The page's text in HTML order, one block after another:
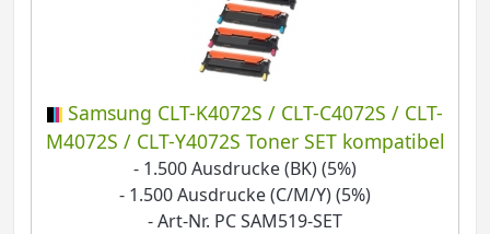
Samsung CLT-K4072S / CLT-C4072S / CLT-
M4072S / CLT-Y4072S Toner SET kompatibel
- 1.500 Ausdrucke (BK) (5%)
- 1.500 Ausdrucke (C/M/Y) (5%)
- Art-Nr. PC SAM519-SET